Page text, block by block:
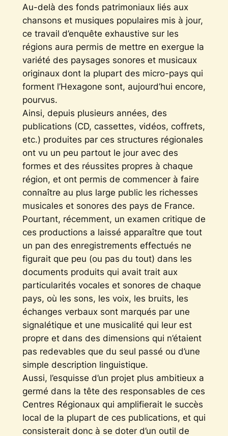
Au-delà des fonds patrimoniaux liés aux
chansons et musiques populaires mis à jour,
ce travail d’enquête exhaustive sur les
régions aura permis de mettre en exergue la
variété des paysages sonores et musicaux
originaux dont la plupart des micro-pays qui
forment l’Hexagone sont, aujourd’hui encore,
pourvus.
Ainsi, depuis plusieurs années, des
publications (CD, cassettes, vidéos, coffrets,
etc.) produites par ces structures régionales
ont vu un peu partout le jour avec des
formes et des réussites propres à chaque
région, et ont permis de commencer à faire
connaître au plus large public les richesses
musicales et sonores des pays de France.
Pourtant, récemment, un examen critique de
ces productions a laissé apparaître que tout
un pan des enregistrements effectués ne
figurait que peu (ou pas du tout) dans les
documents produits qui avait trait aux
particularités vocales et sonores de chaque
pays, où les sons, les voix, les bruits, les
échanges verbaux sont marqués par une
signalétique et une musicalité qui leur est
propre et dans des dimensions qui n’étaient
pas redevables que du seul passé ou d’une
simple description linguistique.
Aussi, l’esquisse d’un projet plus ambitieux a
germé dans la tête des responsables de ces
Centres Régionaux qui amplifierait le succès
local de la plupart de ces publications, et qui
consisterait donc à se doter d’un outil de